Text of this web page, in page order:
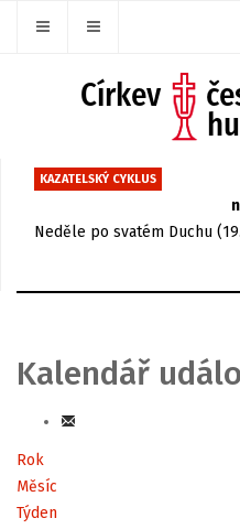
KAZATELSKÝ CYKLUS
Neděle po svatém Duchu
Kalendář
Rok
Měsíc
Týden